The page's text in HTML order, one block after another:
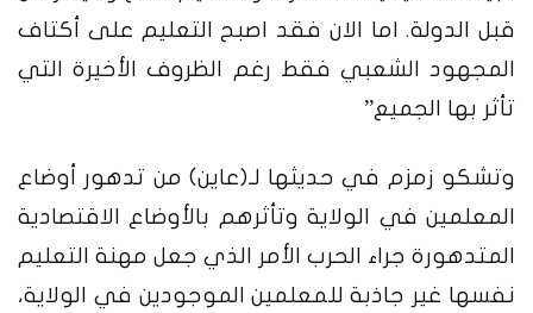
قبل الدولة. اما الان فقد اصبح التعليم على أكتاف
المجهود الشعبي فقط رغم الظروف الأخيرة التي
تأثر بها الجميع”
وتشكو زمزم في حديثها لـ(عاين) من تدهور أوضاع
المعلمين في الولاية وتأثرهم بالأوضاع الاقتصادية
المتدهورة جراء الحرب الأمر الذي جعل مهنة التعليم
نفسها غير جاذبة للمعلمين الموجودين في الولاية،